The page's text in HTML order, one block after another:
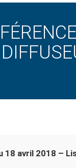
18 avril 2018 –